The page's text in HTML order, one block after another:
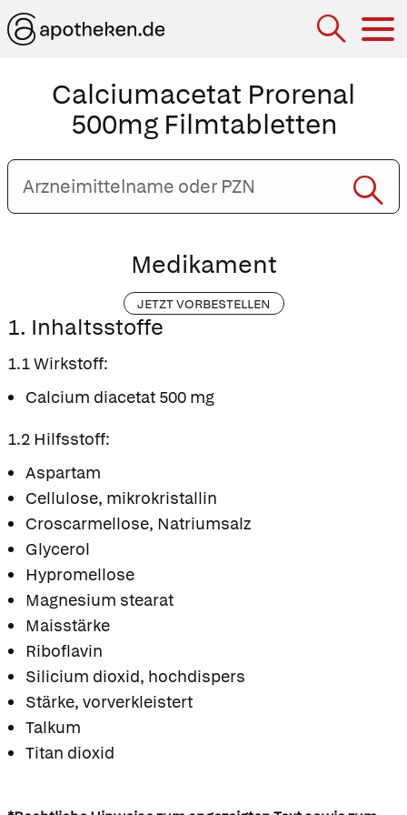
Calciumacetat Prorenal
500mg Filmtabletten
Arzneimittelname
oder
PZN
Medikament
JETZT VORBESTELLEN
1. Inhaltsstoffe
1.1 Wirkstoff:
Calcium diacetat 500 mg
1.2 Hilfsstoff:
Aspartam
Cellulose, mikrokristallin
Croscarmellose, Natriumsalz
Glycerol
Hypromellose
Magnesium stearat
Maisstärke
Riboflavin
Silicium dioxid, hochdispers
Stärke, vorverkleistert
Talkum
Titan dioxid